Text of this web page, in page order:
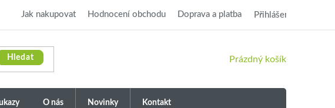
Jak nakupovat Hodnocení obchodu Doprava a platba Přihlášení
Hledat
NÁKUPNÍ
Prázdný košík
O nás Novinky Kontakt